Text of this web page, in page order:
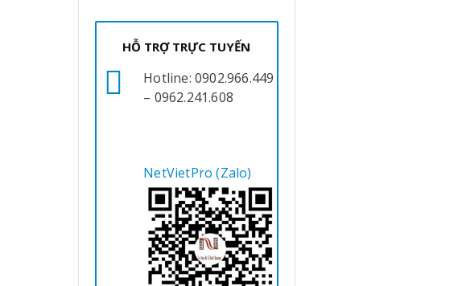
HỖ TRỢ TRỰC TUYẾN
Hotline: 0902.966.449
– 0962.241.608
NetVietPro (Zalo)